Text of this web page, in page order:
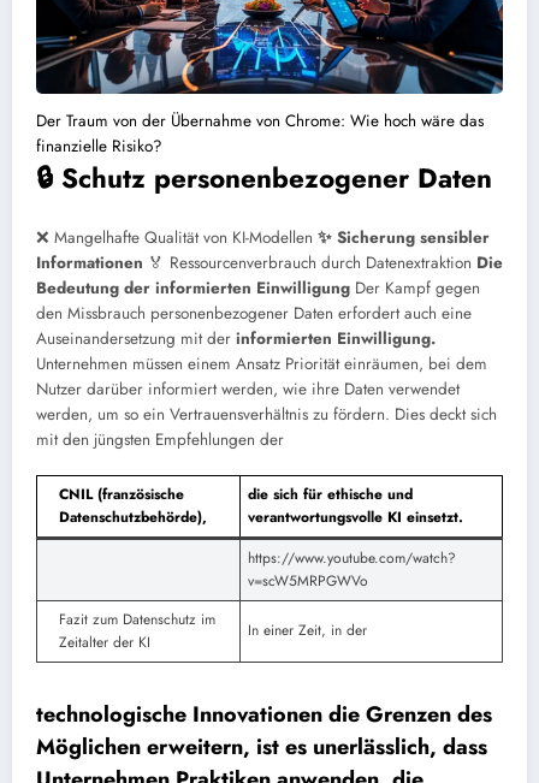
Der Traum von der Übernahme von Chrome: Wie hoch wäre das
finanzielle Risiko?
🔒 Schutz personenbezogener Daten
❌ Mangelhafte Qualität von KI-Modellen ✨ Sicherung sensibler
Informationen 🏅 Ressourcenverbrauch durch Datenextraktion Die
Bedeutung der informierten Einwilligung Der Kampf gegen
den Missbrauch personenbezogener Daten erfordert auch eine
Auseinandersetzung mit der informierten Einwilligung.
Unternehmen müssen einem Ansatz Priorität einräumen, bei dem
Nutzer darüber informiert werden, wie ihre Daten verwendet
werden, um so ein Vertrauensverhältnis zu fördern. Dies deckt sich
mit den jüngsten Empfehlungen der
CNIL (französische
Datenschutzbehörde),
die sich für ethische und
verantwortungsvolle KI einsetzt.
https://www.youtube.com/watch?
v=scW5MRPGWVo
Fazit zum Datenschutz im
Zeitalter der KI
In einer Zeit, in der
technologische Innovationen die Grenzen des
Möglichen erweitern, ist es unerlässlich, dass